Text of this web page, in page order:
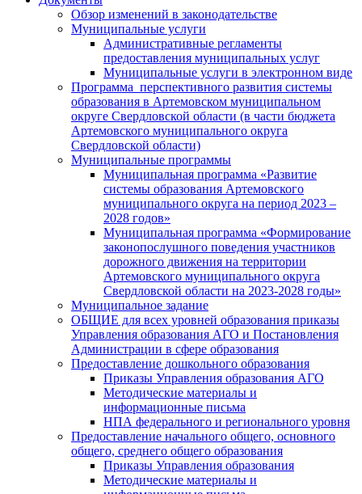
Обзор изменений в законодательстве
Муниципальные услуги
Административные регламенты
предоставления муниципальных услуг
Муниципальные услуги в электронном виде
Программа перспективного развития системы
образования в Артемовском муниципальном
округе Свердловской области (в части бюджета
Артемовского муниципального округа
Свердловской области)
Муниципальные программы
Муниципальная программа «Развитие
системы образования Артемовского
муниципального округа на период 2023 –
2028 годов»
Муниципальная программа «Формирование
законопослушного поведения участников
дорожного движения на территории
Артемовского муниципального округа
Свердловской области на 2023-2028 годы»
Муниципальное задание
ОБЩИЕ для всех уровней образования приказы
Управления образования АГО и Постановления
Администрации в сфере образования
Предоставление дошкольного образования
Приказы Управления образования АГО
Методические материалы и
информационные письма
НПА федерального и регионального уровня
Предоставление начального общего, основного
общего, среднего общего образования
Приказы Управления образования
Методические материалы и